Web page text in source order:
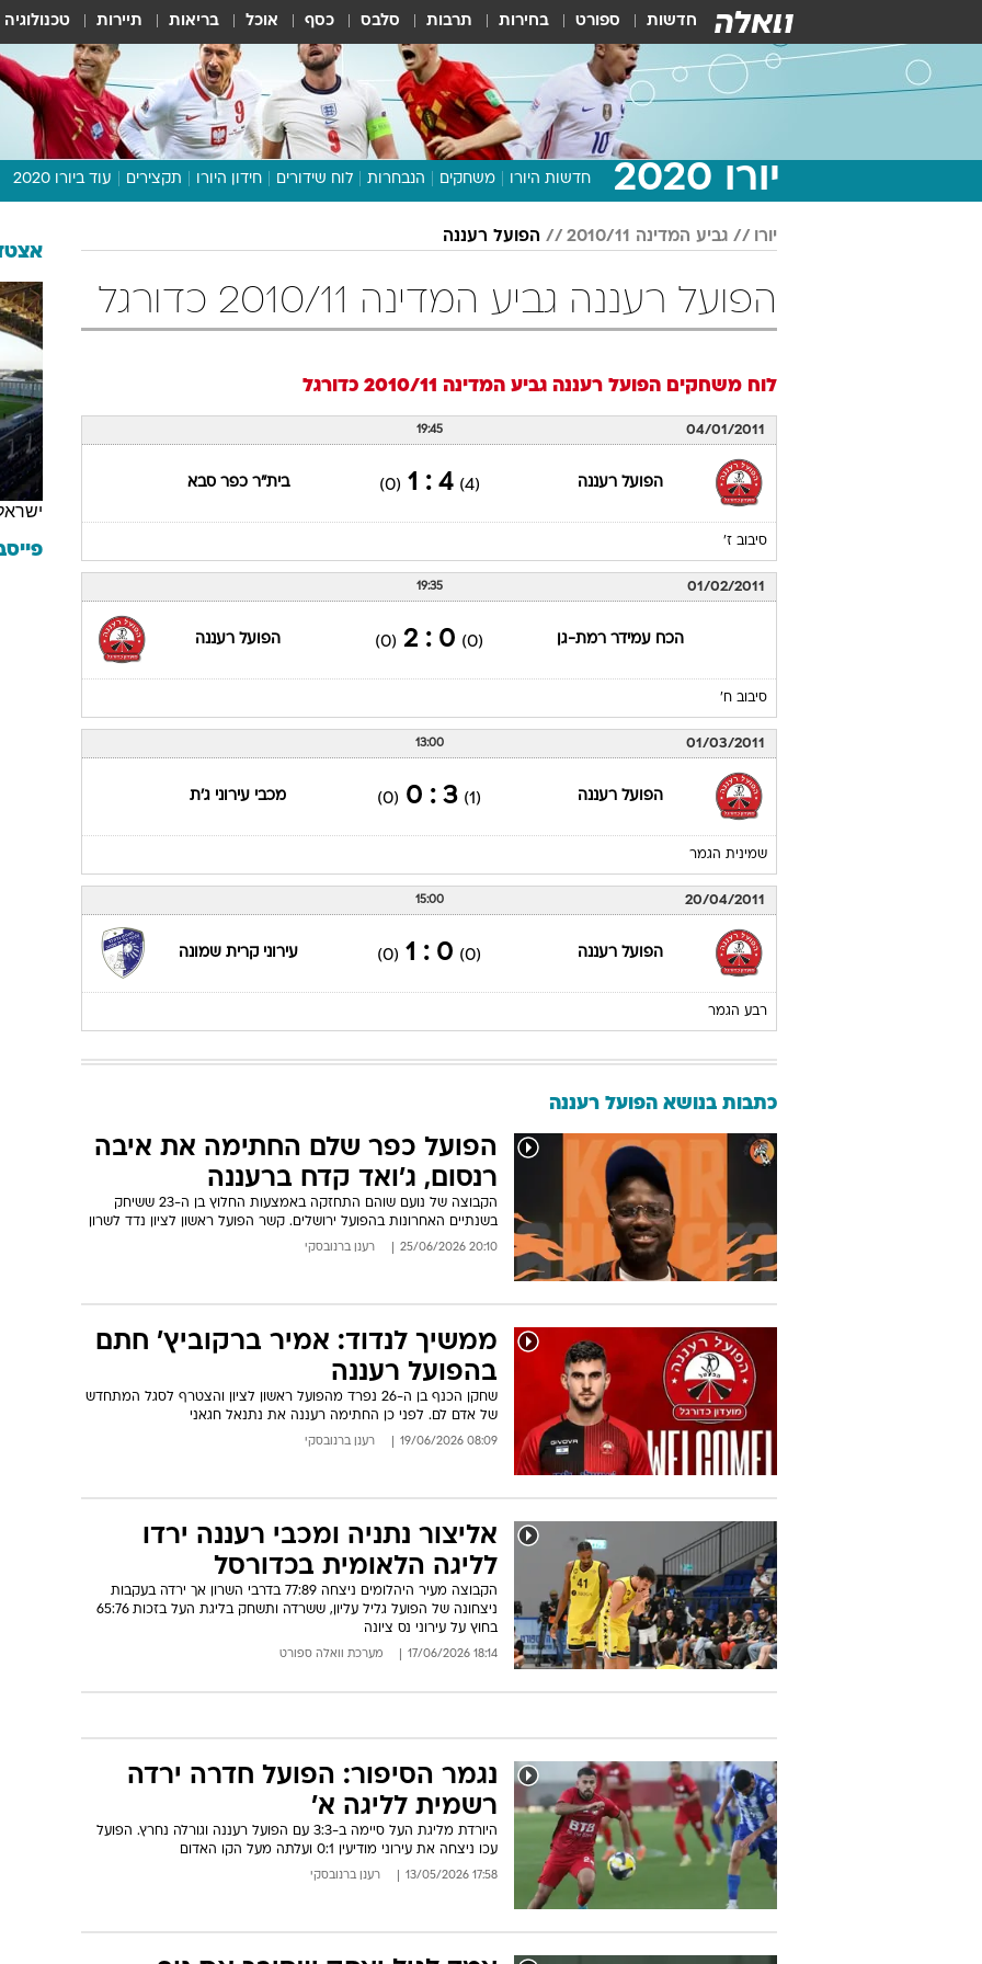
חדשות ספורט בחירות תרבות סלבס כסף אוכל בריאות תיירות טכנולוגיה
יורו 2020 חדשות היורו משחקים הנבחרות לוח שידורים חידון היורו תקצירים עוד ביורו 2020
תכנית היורו
לוח תוצאות
מגזין
דעות ופרשנויות
וואלה! ספורט
יורו גביע המדינה 2010/11 הפועל רעננה
הפועל רעננה גביע המדינה 2010/11 כדורגל
לוח משחקים הפועל רעננה גביע המדינה 2010/11 כדורגל
04/01/2011
19:45
הפועל רעננה (4)
4 : 1
(0) בית"ר כפר סבא
סיבוב ז'
01/02/2011
19:35
הכח עמידר רמת-גן (0)
0 : 2
(0) הפועל רעננה
סיבוב ח'
01/03/2011
13:00
הפועל רעננה (1)
3 : 0
(0) מכבי עירוני ג'ת
שמינית הגמר
20/04/2011
15:00
הפועל רעננה (0)
0 : 1
(0) עירוני קרית שמונה
רבע הגמר
כתבות בנושא הפועל רעננה
הפועל כפר שלם החתימה את איבה
רנסום, ג'ואד קדח ברעננה
הקבוצה של נועם שוהם התחזקה באמצעות החלוץ בן ה-23 ששיחק
בשנתיים האחרונות בהפועל ירושלים. קשר הפועל ראשון לציון נדד לשרון
20:10 25/06/2026 רענן ברנובסקי
ממשיך לנדוד: אמיר ברקוביץ' חתם
בהפועל רעננה
שחקן הכנף בן ה-26 נפרד מהפועל ראשון לציון והצטרף לסגל המתחדש
של אדם לם. לפני כן החתימה רעננה את נתנאל חגאני
08:09 19/06/2026 רענן ברנובסקי
אליצור נתניה ומכבי רעננה ירדו
לליגה הלאומית בכדורסל
הקבוצה מעיר היהלומים ניצחה 77:89 בדרבי השרון אך ירדה בעקבות
ניצחונה של הפועל גליל עליון, ששרדה ותשחק בליגת העל בזכות 65:76
בחוץ על עירוני נס ציונה
18:14 17/06/2026 מערכת וואלה ספורט
נגמר הסיפור: הפועל חדרה ירדה
רשמית לליגה א'
היורדת מליגת העל סיימה ב-3:3 עם הפועל רעננה וגורלה נחרץ. הפועל
עכו ניצחה את עירוני מודיעין 0:1 ועלתה מעל הקו האדום
17:58 13/05/2026 רענן ברנובסקי